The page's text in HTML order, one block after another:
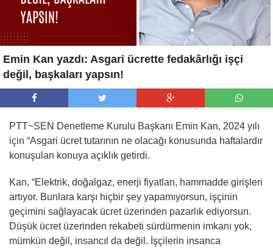
Emin Kan yazdı: Asgari ücrette fedakârlığı işçi
değil, başkaları yapsın!
PTT~SEN Denetleme Kurulu Başkanı Emin Kan, 2024 yılı
için “Asgari ücret tutarının ne olacağı konusunda haftalardır
konuşulan konuya açıklık getirdi.
Kan, “Elektrik, doğalgaz, enerji fiyatları, hammadde girişleri
artıyor. Bunlara karşı hiçbir şey yapamıyorsun, işçinin
geçimini sağlayacak ücret üzerinden pazarlık ediyorsun.
Düşük ücret üzerinden rekabeti sürdürmenin imkanı yok,
mümkün değil, insancıl da değil. İşçilerin insanca